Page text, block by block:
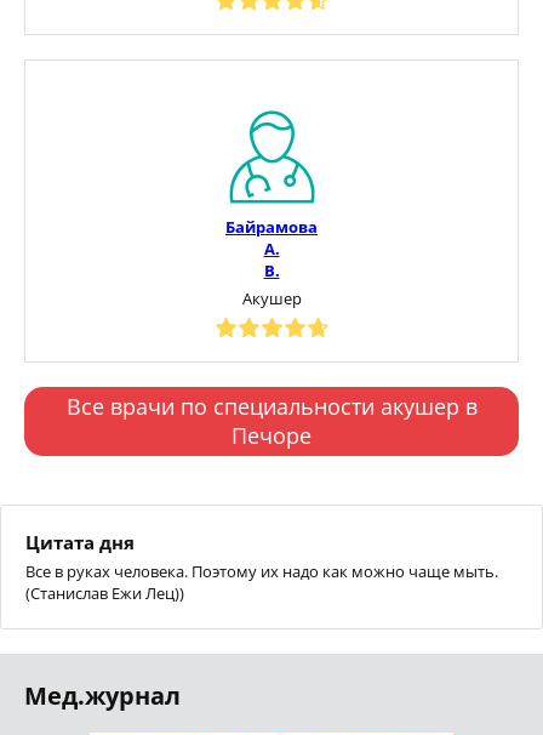
Байрамова
А.
В.
Акушер
Все врачи по специальности акушер в
Печоре
Цитата дня
Все в руках человека. Поэтому их надо как можно чаще мыть.
(Станислав Ежи Лец))
Мед.журнал